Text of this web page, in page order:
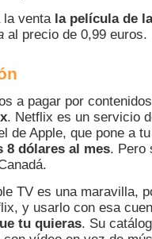
la venta la película de
al precio de 0,99 euros.
a pagar por
. Netflix es un servicio
de Apple, que pone a
8 dólares al mes. Pero
TV es una maravilla,
y usarlo con esa
tu quieras. Su